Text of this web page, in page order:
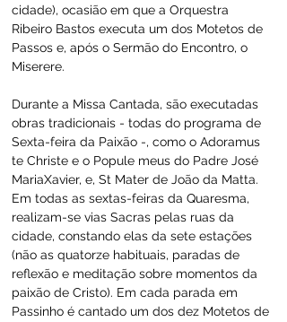
cidade), ocasião em que a Orquestra
Ribeiro Bastos executa um dos Motetos de
Passos e, após o Sermão do Encontro, o
Miserere.
Durante a Missa Cantada, são executadas
obras tradicionais - todas do programa de
Sexta-feira da Paixão -, como o Adoramus
te Christe e o Popule meus do Padre José
MariaXavier, e, St Mater de João da Matta.
Em todas as sextas-feiras da Quaresma,
realizam-se vias Sacras pelas ruas da
cidade, constando elas da sete estações
(não as quatorze habituais, paradas de
reflexão e meditação sobre momentos da
paixão de Cristo). Em cada parada em
Passinho é cantado um dos dez Motetos de